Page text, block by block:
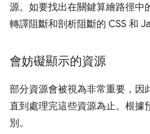
源。如要找出在關鍵算繪路徑中
轉譯阻斷和剖析阻斷的 CSS 和
會妨礙顯示的資源
部分資源會被視為非常重要，因
直到處理完這些資源為止。根據
別。